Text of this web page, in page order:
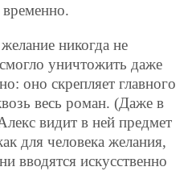
никогда не
уничтожить даже
оно скрепляет главного
весь роман. (Даже в
видит в ней предмет
для человека желания,
вводятся искусственно